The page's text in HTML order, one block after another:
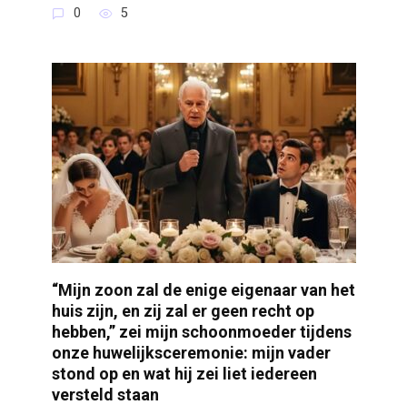
0 5
“Mijn zoon zal de enige eigenaar van het
huis zijn, en zij zal er geen recht op
hebben,” zei mijn schoonmoeder tijdens
onze huwelijksceremonie: mijn vader
stond op en wat hij zei liet iedereen
versteld staan